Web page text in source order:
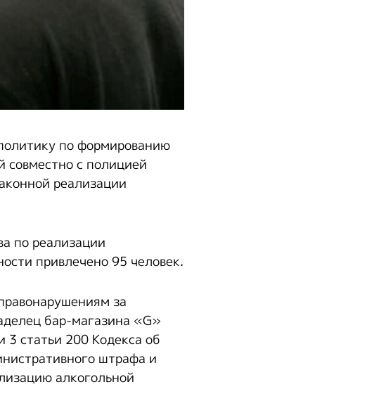
по формированию
совместно с полицией
реализации
по реализации
привлечено 95 человек.
за
бар-магазина «G»
3 статьи 200 Кодекса об
штрафа и
алкогольной